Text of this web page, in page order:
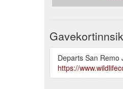
Departs San Remo
https://